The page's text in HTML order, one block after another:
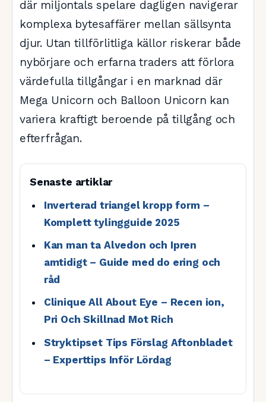
där miljontals spelare dagligen navigerar
komplexa bytesaffärer mellan sällsynta
djur. Utan tillförlitliga källor riskerar både
nybörjare och erfarna traders att förlora
värdefulla tillgångar i en marknad där
Mega Unicorn och Balloon Unicorn kan
variera kraftigt beroende på tillgång och
efterfrågan.
Senaste artiklar
Inverterad triangel kropp form –
Komplett tylingguide 2025
Kan man ta Alvedon och Ipren
amtidigt – Guide med do ering och
råd
Clinique All About Eye – Recen ion,
Pri Och Skillnad Mot Rich
Stryktipset Tips Förslag Aftonbladet
– Experttips Inför Lördag